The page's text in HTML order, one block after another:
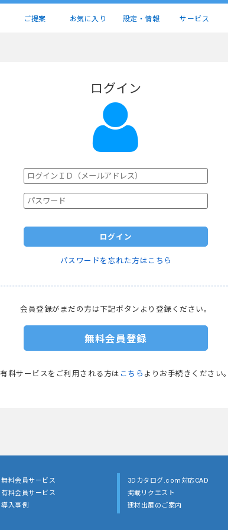
ご提案 お気に入り 設定・情報 サービス
ログイン
ログイン
パスワードを忘れた方はこちら
会員登録がまだの方は下記ボタンより登録ください。
無料会員登録
有料サービスをご利用される方は こちら よりお手続きください。
無料会員サービス
有料会員サービス
導入事例
3Dカタログ.com対応CAD
掲載リクエスト
建材出展のご案内